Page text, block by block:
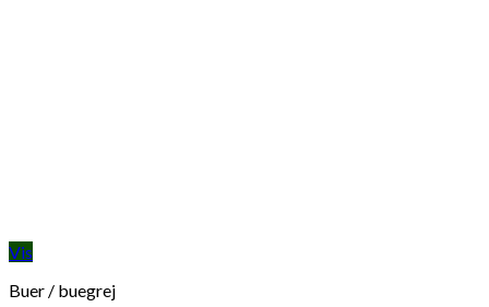
Vis
Buer / buegrej